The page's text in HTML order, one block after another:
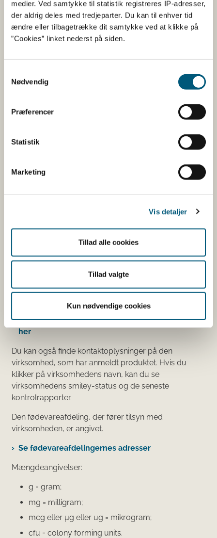
medier. Ved samtykke til statistik registreres IP-adresser,
der aldrig deles med tredjeparter. Du kan til enhver tid
ændre eller tilbagetrække dit samtykke ved at klikke på
”Cookies” linket nederst på siden.
Nødvendig
Præferencer
Statistik
Marketing
Vis detaljer
Tillad alle cookies
Tillad valgte
Kun nødvendige cookies
mikrokrystallinsk cellulose
Fyldemiddel
Silicon dioxid
Fyldemiddel
Her kan du finde detaljerede
du har søgt på
Informationerne er angivet af den virksomhed, der har
Vitaminer og mineraler.
Andre stoffer end vitaminer og
mineraler med ernæringsmæssig eller
fysiologisk virkning.
Tilsætningsstoffer og aromaer.
Øvrige ingredienser.
Du kan som forbruger læse mere om kosttilskud
her
Du kan også finde kontaktoplysninger på den
virksomhed, som har anmeldt produktet. Hvis du
klikker på virksomhedens navn, kan du se
virksomhedens smiley-status og de seneste
kontrolrapporter.
Den fødevareafdeling, der fører tilsyn med
virksomheden, er angivet.
Se fødevareafdelingernes adresser
Mængdeangivelser:
g = gram;
mg = milligram;
mcg eller μg eller ug = mikrogram;
cfu = colony forming units.